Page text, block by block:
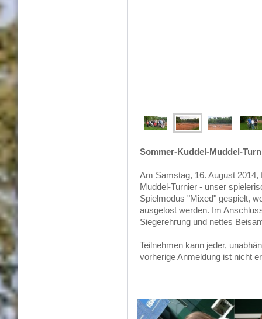
Sommer-Kuddel-Muddel-
Am Samstag, 16. August
Muddel-Turnier - unser
Spielmodus "Mixed" gespielt,
ausgelost werden. Im
Siegerehrung und nettes
Teilnehmen kann jeder,
vorherige Anmeldung ist nicht